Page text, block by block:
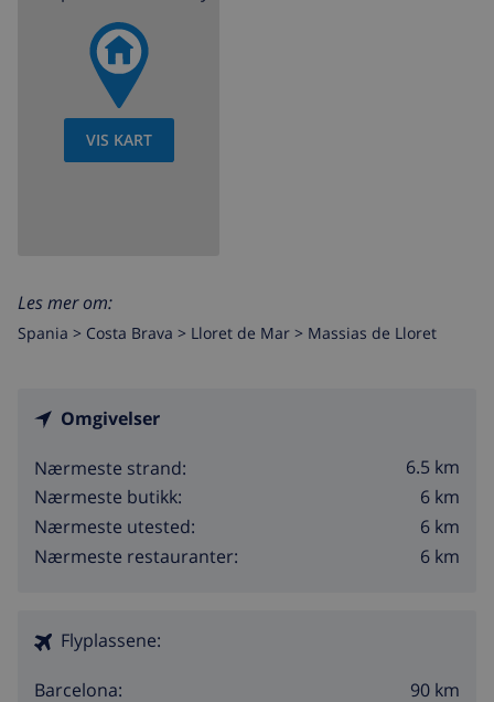
VIS KART
Les mer om:
Spania > Costa Brava > Lloret de Mar > Massias de Lloret
Omgivelser
Nærmeste strand:
6.5 km
Nærmeste butikk:
6 km
Nærmeste utested:
6 km
Nærmeste restauranter:
6 km
Flyplassene:
Barcelona: 90 km